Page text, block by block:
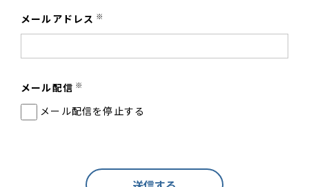
メールアドレス ※
メール配信 ※
メール配信を停止する